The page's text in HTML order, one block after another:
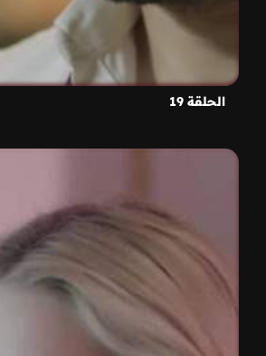
الحلقة 19